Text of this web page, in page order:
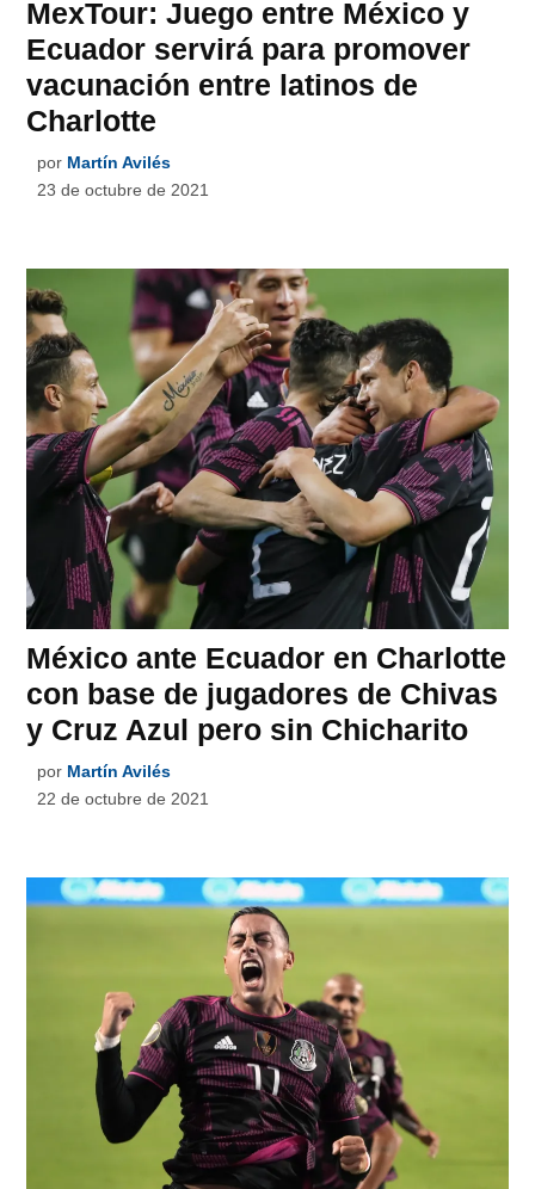
MexTour: Juego entre México y
Ecuador servirá para promover
vacunación entre latinos de
Charlotte
por Martín Avilés
23 de octubre de 2021
México ante Ecuador en Charlotte
con base de jugadores de Chivas
y Cruz Azul pero sin Chicharito
por Martín Avilés
22 de octubre de 2021